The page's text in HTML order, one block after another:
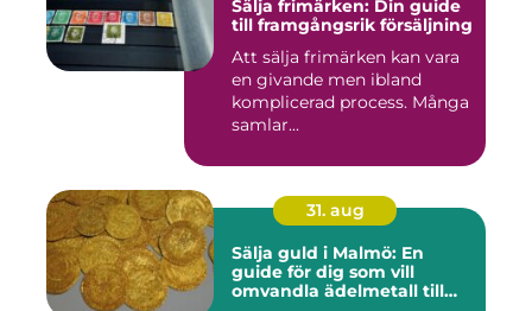
Sälja frimärken: Din guide
till framgångsrik försäljning
Att sälja frimärken kan vara
en givande men ibland
komplicerad process. Många
samlar...
31. aug
Sälja guld i Malmö: En
guide för dig som vill
omvandla ädelmetall till